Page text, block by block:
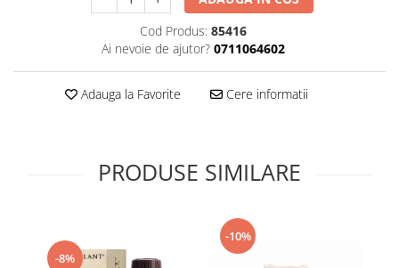
Tincturi si Gemoderivate
Tuse gat si respiratie
Vitamine si minerale
Cod Produs: 85416
Ai nevoie de ajutor? 0711064602
Adauga la Favorite Cere informatii
PRODUSE SIMILARE
-8%
-10%